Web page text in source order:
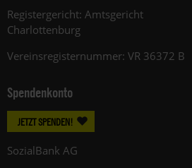
Registergericht: Amtsgericht
Charlottenburg
Vereinsregisternummer: VR 36372 B
Spendenkonto
JETZT SPENDEN!
SozialBank AG